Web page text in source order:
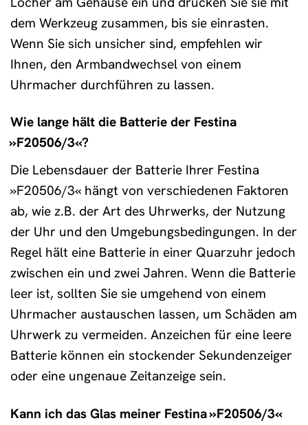
dem Werkzeug zusammen, bis sie einrasten.
Wenn Sie sich unsicher sind, empfehlen wir
Ihnen, den Armbandwechsel von einem
Uhrmacher durchführen zu lassen.
Wie lange hält die Batterie der Festina
»F20506/3«?
Die Lebensdauer der Batterie Ihrer Festina
»F20506/3« hängt von verschiedenen Faktoren
ab, wie z.B. der Art des Uhrwerks, der Nutzung
der Uhr und den Umgebungsbedingungen. In der
Regel hält eine Batterie in einer Quarzuhr jedoch
zwischen ein und zwei Jahren. Wenn die Batterie
leer ist, sollten Sie sie umgehend von einem
Uhrmacher austauschen lassen, um Schäden am
Uhrwerk zu vermeiden. Anzeichen für eine leere
Batterie können ein stockender Sekundenzeiger
oder eine ungenaue Zeitanzeige sein.
Kann ich das Glas meiner Festina »F20506/3«